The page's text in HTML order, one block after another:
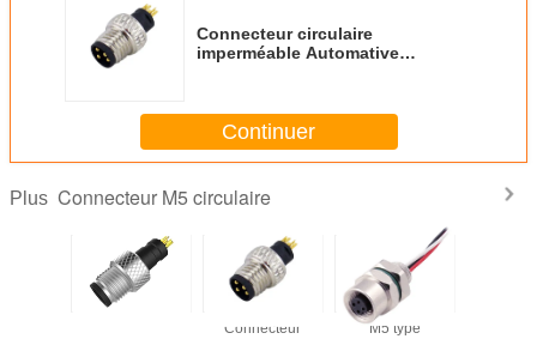
Connecteur circulaire
imperméable Automative
Continuer
Plus Connecteur M5 circulaire
Connecteur
M5 type